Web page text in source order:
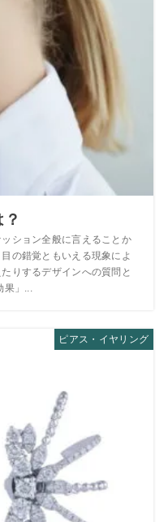
ション全般に言えることか
の錯覚ともいえる現象によ
りするデザインへの質問と
」...
ピアス・イヤリング